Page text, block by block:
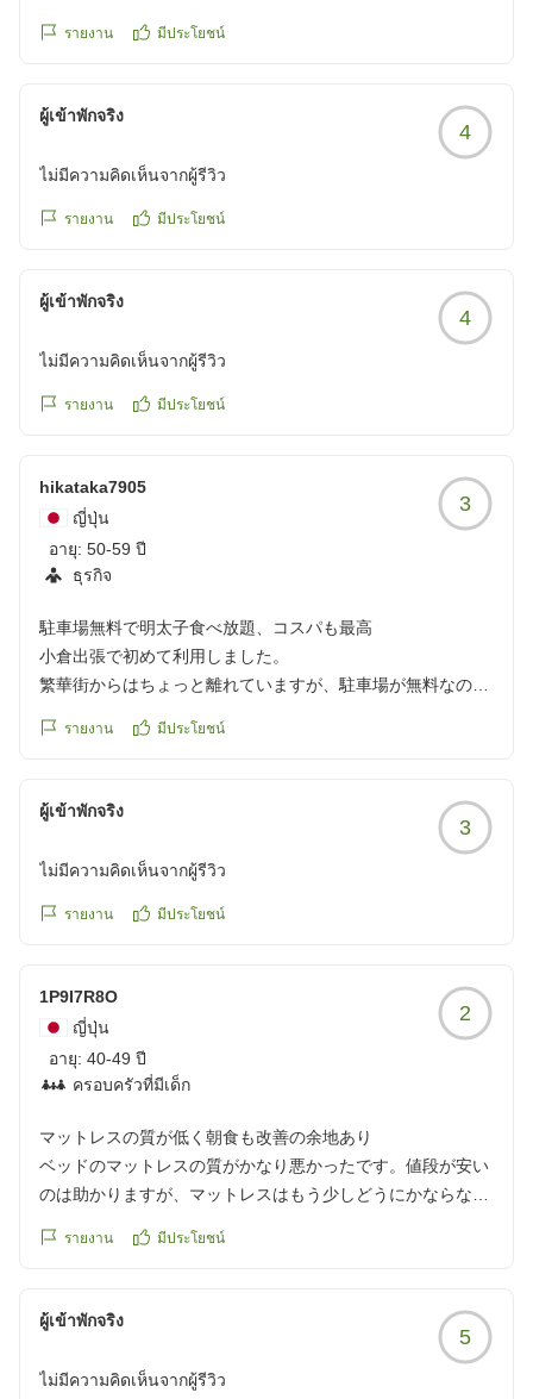
https://review.travel.rakuten.co.jp/hotel/voice/79492?
รายงาน มีประโยชน์
ผู้เข้าพักจริง
4
ไม่มีความคิดเห็นจากผู้รีวิว
รายงาน มีประโยชน์
ผู้เข้าพักจริง
4
ไม่มีความคิดเห็นจากผู้รีวิว
รายงาน มีประโยชน์
hikataka7905
ญี่ปุ่น
อายุ: 50-59 ปี
ธุรกิจ
3
駐車場無料で明太子食べ放題、コスパも最高
小倉出張で初めて利用しました。
繁華街からはちょっと離れていますが、駐車場が無料なの
朝食は併設のレストランが会場でバイキングスタイルです。
放題なのは嬉しいですね。
ホテル料金は小倉では低い設定なのも嬉しいですね。
クチコミの詳細はこちらから
https://review.travel.rakuten.co.jp/hotel/voice/79492?
รายงาน มีประโยชน์
ผู้เข้าพักจริง
3
ไม่มีความคิดเห็นจากผู้รีวิว
รายงาน มีประโยชน์
1P9I7R8O
ญี่ปุ่น
อายุ: 40-49 ปี
ครอบครัวที่มีเด็ก
2
マットレスの質が低く朝食も改善の余地あり
ベッドのマットレスの質がかなり悪かったです。値段が安い
のは助かりますが、マットレスはもう少しどうにかならない
いて頂けたらと思います。
クチコミの詳細はこちらから
https://review.travel.rakuten.co.jp/hotel/voice/79492?
reviewId=33123478439830
รายงาน มีประโยชน์
ผู้เข้าพักจริง
5
ไม่มีความคิดเห็นจากผู้รีวิว